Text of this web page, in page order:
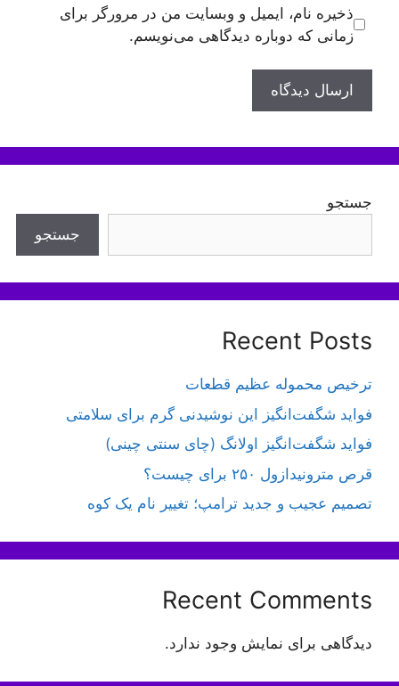
ذخیره نام، ایمیل و وبسایت من در مرورگر برای
زمانی که دوباره دیدگاهی می‌نویسم.
جستجو
جستجو
Recent Posts
ترخیص محموله عظیم قطعات
فواید شگفت‌انگیز این نوشیدنی گرم برای سلامتی
فواید شگفت‌انگیز اولانگ (چای سنتی چینی)
قرص مترونیدازول ۲۵۰ برای چیست؟
تصمیم عجیب و جدید ترامپ؛ تغییر نام یک کوه
Recent Comments
دیدگاهی برای نمایش وجود ندارد.